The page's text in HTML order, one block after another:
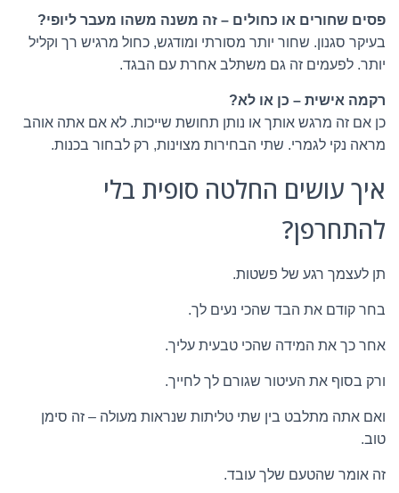
פסים שחורים או כחולים – זה משנה משהו מעבר ליופי?
בעיקר סגנון. שחור יותר מסורתי ומודגש, כחול מרגיש רך וקליל
יותר. לפעמים זה גם משתלב אחרת עם הבגד.
רקמה אישית – כן או לא?
כן אם זה מרגש אותך או נותן תחושת שייכות. לא אם אתה אוהב
מראה נקי לגמרי. שתי הבחירות מצוינות, רק לבחור בכנות.
איך עושים החלטה סופית בלי
להתחרפן?
תן לעצמך רגע של פשטות.
בחר קודם את הבד שהכי נעים לך.
אחר כך את המידה שהכי טבעית עליך.
ורק בסוף את העיטור שגורם לך לחייך.
ואם אתה מתלבט בין שתי טליתות שנראות מעולה – זה סימן
טוב.
זה אומר שהטעם שלך עובד.